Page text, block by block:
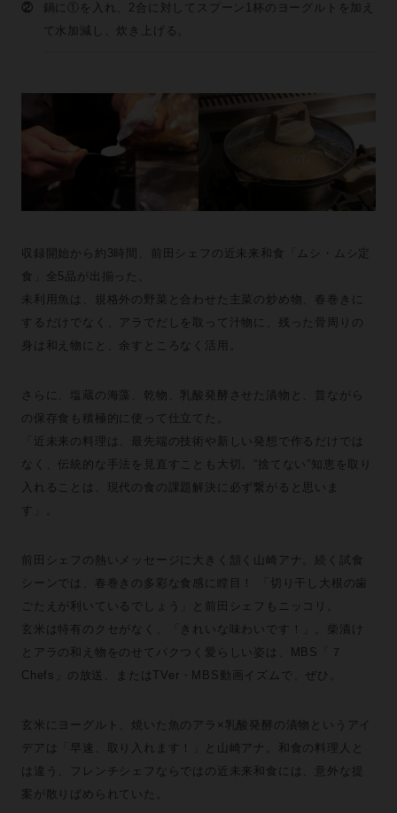
②
鍋に①を入れ、2合に対してスプーン1杯のヨーグルトを加え
て水加減し、炊き上げる。
収録開始から約3時間、前田シェフの近未来和食「ムシ・ムシ定
食」全5品が出揃った。
未利用魚は、規格外の野菜と合わせた主菜の炒め物、春巻きに
するだけでなく、アラでだしを取って汁物に、残った骨周りの
身は和え物にと、余すところなく活用。
さらに、塩蔵の海藻、乾物、乳酸発酵させた漬物と、昔ながら
の保存食も積極的に使って仕立てた。
「近未来の料理は、最先端の技術や新しい発想で作るだけでは
なく、伝統的な手法を見直すことも大切。“捨てない”知恵を取り
入れることは、現代の食の課題解決に必ず繋がると思いま
す」。
前田シェフの熱いメッセージに大きく頷く山崎アナ。続く試食
シーンでは、春巻きの多彩な食感に瞠目！ 「切り干し大根の歯
ごたえが利いているでしょう」と前田シェフもニッコリ。
玄米は特有のクセがなく、「きれいな味わいです！」。柴漬け
とアラの和え物をのせてパクつく愛らしい姿は、MBS「７
Chefs」の放送、またはTVer・MBS動画イズムで、ぜひ。
玄米にヨーグルト、焼いた魚のアラ×乳酸発酵の漬物というアイ
デアは「早速、取り入れます！」と山崎アナ。和食の料理人と
は違う、フレンチシェフならではの近未来和食には、意外な提
案が散りばめられていた。